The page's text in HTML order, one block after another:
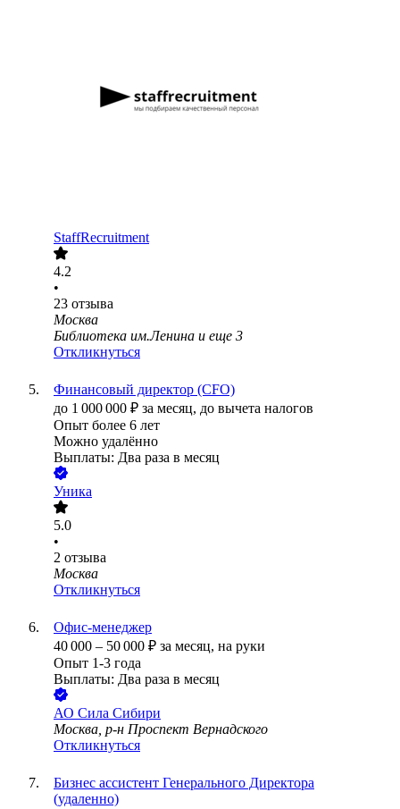
StaffRecruitment
4.2
•
23 отзыва
Москва
Библиотека им.Ленина и еще 3
Откликнуться
Финансовый директор (CFO)
до 1 000 000 ₽ за месяц, до вычета налогов
Опыт более 6 лет
Можно удалённо
Выплаты: Два раза в месяц
Уника
5.0
•
2 отзыва
Москва
Откликнуться
Офис-менеджер
40 000 – 50 000 ₽ за месяц, на руки
Опыт 1-3 года
Выплаты: Два раза в месяц
АО Сила Сибири
Москва, р-н Проспект Вернадского
Откликнуться
Бизнес ассистент Генерального Директора
(удаленно)